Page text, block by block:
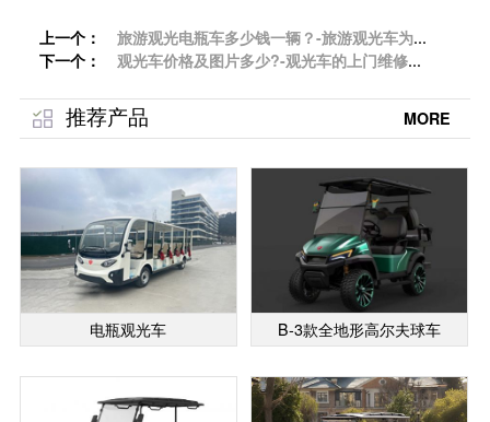
上一个：
旅游观光电瓶车多少钱一辆？-旅游观光车为什
么受欢迎？「专菱」
下一个：
观光车价格及图片多少?-观光车的上门维修服
推荐产品 MORE
电瓶观光车 B-3款全地形高尔夫球车